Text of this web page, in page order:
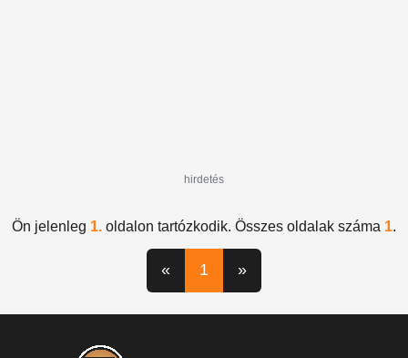
hirdetés
Ön jelenleg 1. oldalon tartózkodik. Összes oldalak száma 1.
« 1 »